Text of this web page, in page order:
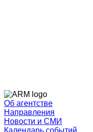
Об агентстве
Направления
Новости и СМИ
Календарь событий